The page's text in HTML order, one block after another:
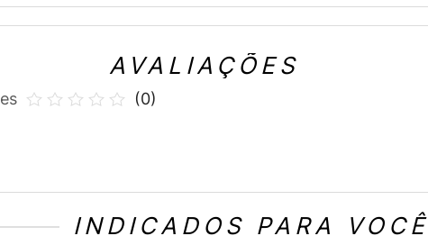
AVALIAÇÕES
(0)
INDICADOS PARA VOCÊ